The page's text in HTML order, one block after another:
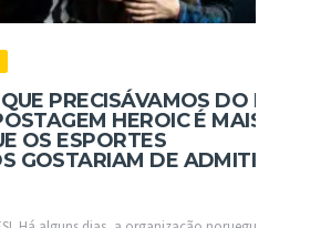
PRECISÁVAMOS DO ESL
HEROIC É MAIS
OS ESPORTES
GOSTARIAM DE ADMITIR